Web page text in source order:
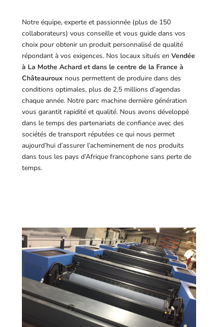
Notre équipe, experte et passionnée (plus de 150
collaborateurs) vous conseille et vous guide dans vos
choix pour obtenir un produit personnalisé de qualité
répondant à vos exigences. Nos locaux situés en Vendée
à La Mothe Achard et dans le centre de la France à
Châteauroux nous permettent de produire dans des
conditions optimales, plus de 2,5 millions d’agendas
chaque année. Notre parc machine dernière génération
vous garantit rapidité et qualité. Nous avons développé
dans le temps des partenariats de confiance avec des
sociétés de transport réputées ce qui nous permet
aujourd’hui d’assurer l’acheminement de nos produits
dans tous les pays d’Afrique francophone sans perte de
temps.